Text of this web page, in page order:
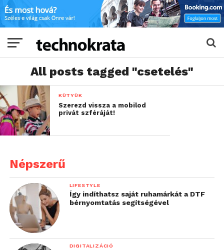
All posts tagged "csetelés"
KÜTYÜK
Szerezd vissza a mobilod
privát szféráját!
Népszerű
LIFESTYLE
Így indíthatsz saját ruhamárkát a DTF
bérnyomtatás segítségével
DIGITALIZÁCIÓ